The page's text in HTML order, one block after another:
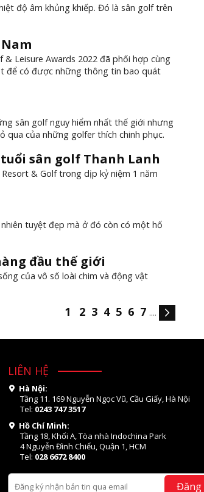
độ âm khủng khiếp. Đó là sân golf trên
Leisure Awards 2022 đã phối hợp cùng
để có được những thông tin bao quát
sân golf nguy hiểm nhất thế giới nhưng
qua của những golfer thích chinh phục.
sân golf Thanh Lanh
& Golf trong dịp kỷ niệm 1 năm
nhiên tuyệt đẹp mà ở đó còn có một hố
đầu thế giới
của vô số loài chim và động vật
1 2 3 4 5 6 7 ....
LIÊN HỆ
Hà Nội:
Tầng 11. 169 Nguyễn Ngọc Vũ, Cầu Giấy, Hà Nội
Tel: 0243 747 3517
Hồ Chí Minh:
Tầng 18, Khối A, Tòa nhà Indochina Park
4 Nguyễn Đình Chiểu, Quận 1, HCM
Tel: 028 6672 8400
Đăng